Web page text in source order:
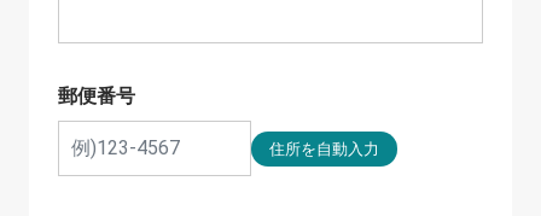
郵便番号